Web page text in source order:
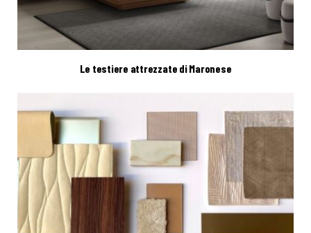
Le testiere attrezzate di Maronese